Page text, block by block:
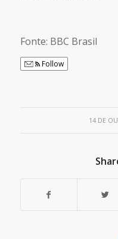
Fonte: BBC Brasil
Follow
14 DE